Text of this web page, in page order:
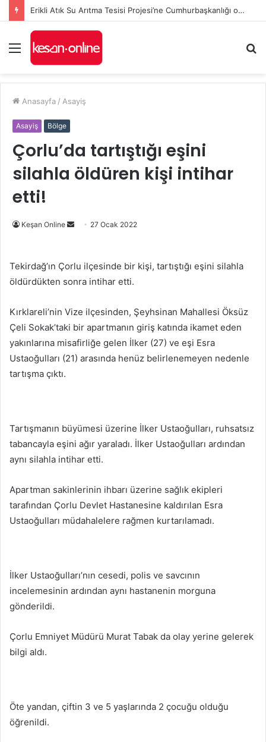
Erikli Atık Su Arıtma Tesisi Projesi’ne Cumhurbaşkanlığı onayı
Menü
...
Anasayfa / Asayiş
Asayiş Bölge
Çorlu’da tartıştığı eşini
silahla öldüren kişi intihar
etti!
Keşan Online
Bir
göndermek
27 Ocak 2022
Tekirdağ’ın Çorlu ilçesinde bir kişi, tartıştığı eşini silahla
öldürdükten sonra intihar etti.
Kırklareli’nin Vize ilçesinden, Şeyhsinan Mahallesi Öksüz
Çeli Sokak’taki bir apartmanın giriş katında ikamet eden
yakınlarına misafirliğe gelen İlker (27) ve eşi Esra
Ustaoğulları (21) arasında henüz belirlenemeyen nedenle
tartışma çıktı.
Tartışmanın büyümesi üzerine İlker Ustaoğulları, ruhsatsız
tabancayla eşini ağır yaraladı. İlker Ustaoğulları ardından
aynı silahla intihar etti.
Apartman sakinlerinin ihbarı üzerine sağlık ekipleri
tarafından Çorlu Devlet Hastanesine kaldırılan Esra
Ustaoğulları müdahalelere rağmen kurtarılamadı.
İlker Ustaoğulları’nın cesedi, polis ve savcının
incelemesinin ardından aynı hastanenin morguna
gönderildi.
Çorlu Emniyet Müdürü Murat Tabak da olay yerine gelerek
bilgi aldı.
Öte yandan, çiftin 3 ve 5 yaşlarında 2 çocuğu olduğu
öğrenildi.